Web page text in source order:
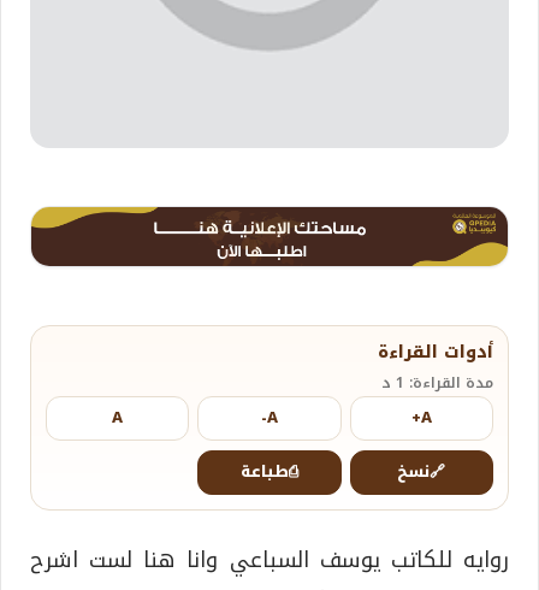
أدوات القراءة
مدة القراءة: 1 د
A+
A-
A
🔗نسخ ⎙طباعة
روايه للكاتب يوسف السباعي وانا هنا لست اشرح